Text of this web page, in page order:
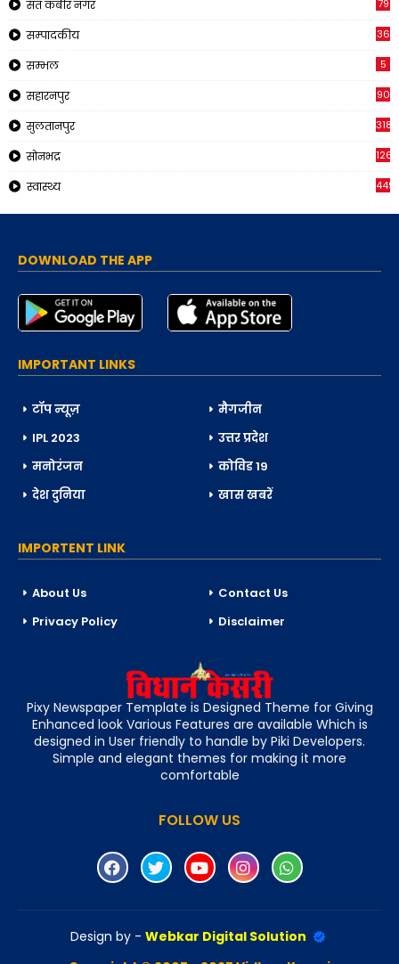
संत कबीर नगर 79
सम्पादकीय 36
सम्भल 5
सहारनपुर 90
सुलतानपुर 318
सोनभद्र 1266
स्वास्थ्य 449
DOWNLOAD THE APP
IMPORTANT LINKS
टॉप न्यूज़
मैगजीन
IPL 2023
उत्तर प्रदेश
मनोरंजन
कोविड 19
देश दुनिया
खास खबरें
IMPORTENT LINK
About Us
Contact Us
Privacy Policy
Disclaimer
Pixy Newspaper Template is Designed Theme for Giving
Enhanced look Various Features are available Which is
designed in User friendly to handle by Piki Developers.
Simple and elegant themes for making it more
comfortable
FOLLOW US
Design by - Webkar Digital Solution